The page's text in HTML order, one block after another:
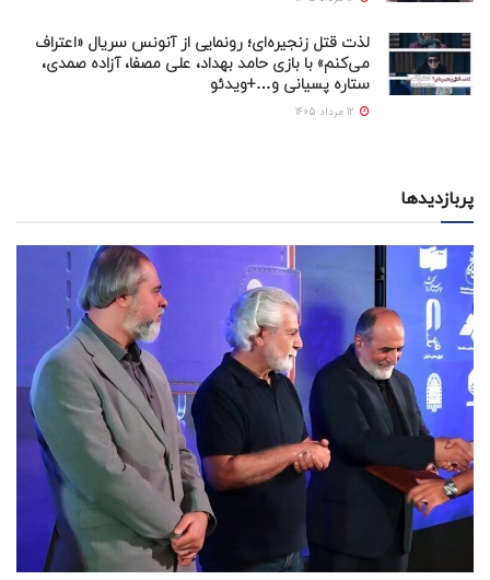
لذت قتل زنجیره‌ای؛ رونمایی از آنونس سریال «اعتراف
می‌کنم» با بازی حامد بهداد، علی مصفا، آزاده صمدی،
ستاره پسیانی و…+ویدئو
پربازدیدها